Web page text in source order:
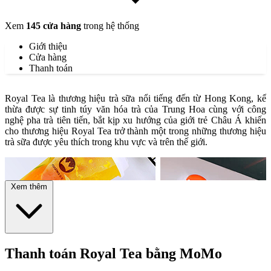
Xem 145 cửa hàng trong hệ thống
Giới thiệu
Cửa hàng
Thanh toán
Royal Tea là thương hiệu trà sữa nổi tiếng đến từ Hong Kong, kế
thừa được sự tinh túy văn hóa trà của Trung Hoa cùng với công
nghệ pha trà tiên tiến, bắt kịp xu hướng của giới trẻ Châu Á khiến
cho thương hiệu Royal Tea trở thành một trong những thương hiệu
trà sữa được yêu thích trong khu vực và trên thế giới.
Xem thêm
Thanh toán Royal Tea bằng MoMo